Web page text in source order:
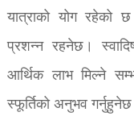
यात्राको योग रहेको
प्रशन्न रहनेछ।
आर्थिक लाभ मिल्ने
स्फूर्तिको अनुभव